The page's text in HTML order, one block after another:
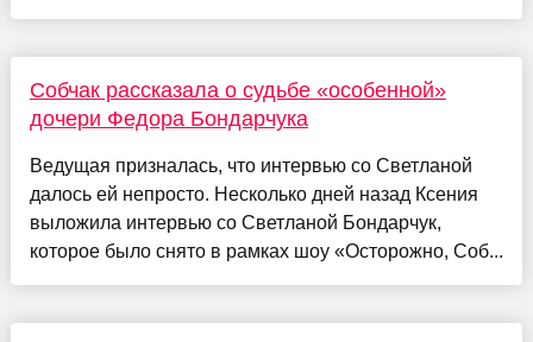
Собчак рассказала о судьбе «особенной»
дочери Федора Бондарчука
Ведущая призналась, что интервью со Светланой
далось ей непросто. Несколько дней назад Ксения
выложила интервью со Светланой Бондарчук,
которое было снято в рамках шоу «Осторожно, Соб...